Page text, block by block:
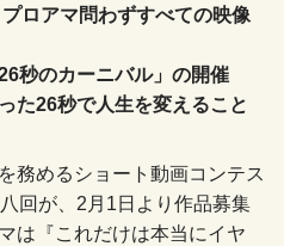
ロアマ問わずすべての映像
秒のカーニバル」の開催
た26秒で人生を変えること
務めるショート動画コンテス
回が、2月1日より作品募集
は『これだけは本当にイヤ